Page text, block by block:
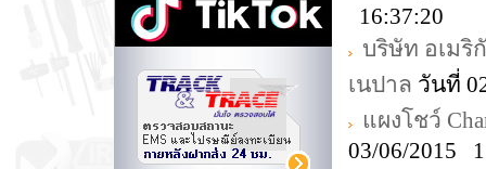
16:37:20
บริษัท อเมริ
เนปาล วันที่
แผงโชว์
03/06/2015